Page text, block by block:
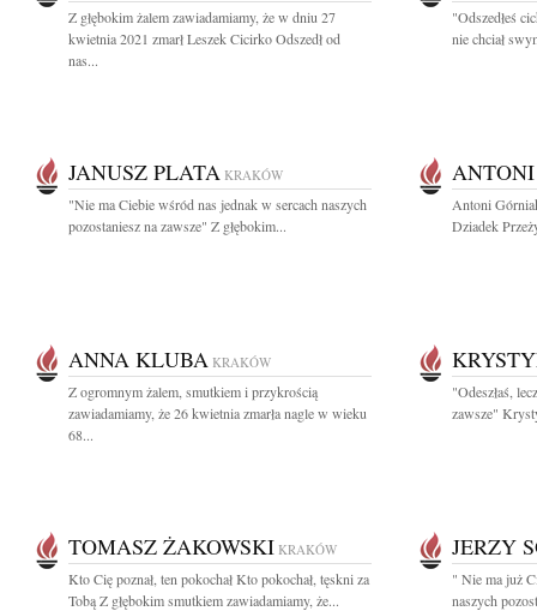
Z głębokim żalem zawiadamiamy, że w dniu 27
kwietnia 2021 zmarł Leszek Cicirko Odszedł od
nas...
"Odszedłeś
nie chciał
JANUSZ PLATA KRAKÓW
"Nie ma Ciebie wśród nas jednak w sercach naszych
pozostaniesz na zawsze" Z głębokim...
Antoni
Dziadek
ANNA KLUBA KRAKÓW
Z ogromnym żalem, smutkiem i przykrością
zawiadamiamy, że 26 kwietnia zmarła nagle w wieku
68...
"Odeszłaś,
zawsze"
TOMASZ ŻAKOWSKI KRAKÓW
Kto Cię poznał, ten pokochał Kto pokochał, tęskni za
Tobą Z głębokim smutkiem zawiadamiamy, że...
JERZY
" Nie ma już
naszych